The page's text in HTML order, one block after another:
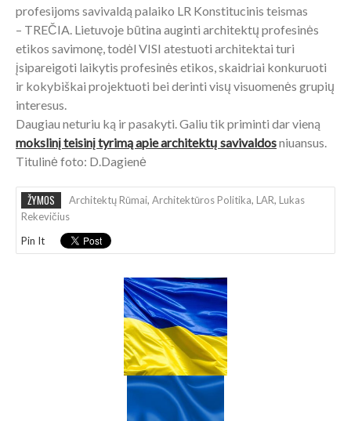
profesijoms savivaldą palaiko LR Konstitucinis teismas
– TREČIA. Lietuvoje būtina auginti architektų profesinės
etikos savimonę, todėl VISI atestuoti architektai turi
įsipareigoti laikytis profesinės etikos, skaidriai konkuruoti
ir kokybiškai projektuoti bei derinti visų visuomenės grupių
interesus.
Daugiau neturiu ką ir pasakyti. Galiu tik priminti dar vieną
mokslinį teisinį tyrimą apie architektų savivaldosniuansus.
Titulinė foto: D.Dagienė
ŽYMOS Architektų Rūmai, Architektūros Politika, LAR, Lukas
Rekevičius
Pin It